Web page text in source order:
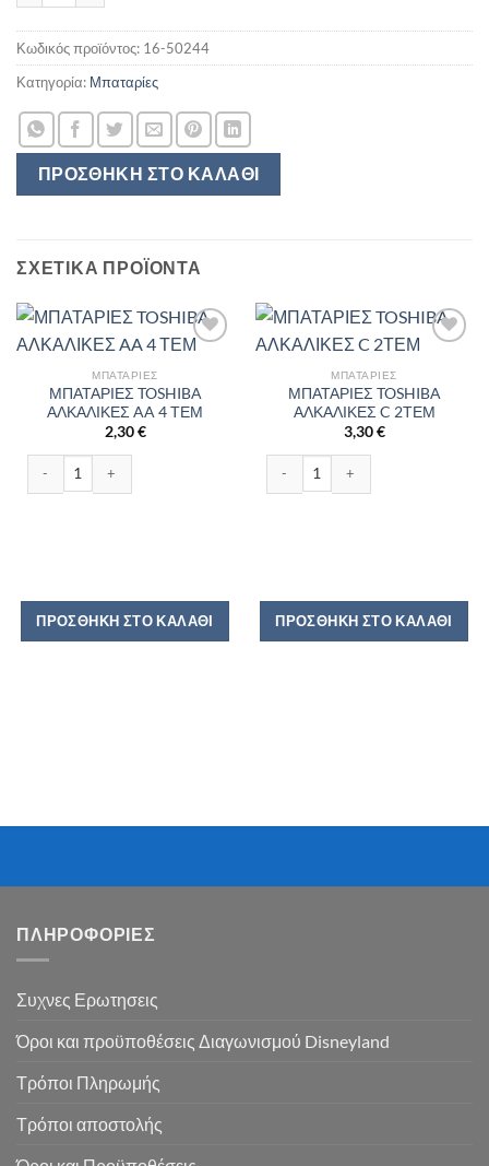
ΠΡΟΣΘΉΚΗ ΣΤΟ ΚΑΛΆΘΙ
Κωδικός προϊόντος: 16-50244
Κατηγορία: Μπαταρίες
ΣΧΕΤΙΚΆ ΠΡΟΪΌΝΤΑ
ΜΠΑΤΑΡΊΕΣ
ΜΠΑΤΑΡΙΕΣ TOSHIBA
ΑΛΚΑΛΙΚΕΣ AA 4 ΤΕΜ
2,30€
ΠΡΟΣΘΉΚΗ ΣΤΟ ΚΑΛΆΘΙ
ΜΠΑΤΑΡΊΕΣ
ΜΠΑΤΑΡΙΕΣ TOSHIBA
ΑΛΚΑΛΙΚΕΣ C 2ΤΕΜ
3,30€
ΠΡΟΣΘΉΚΗ ΣΤΟ ΚΑΛΆΘΙ
ΠΛΗΡΟΦΟΡΙΕΣ
Συχνες Ερωτησεις
Όροι και προϋποθέσεις Διαγωνισμού Disneyland
Τρόποι Πληρωμής
Τρόποι αποστολής